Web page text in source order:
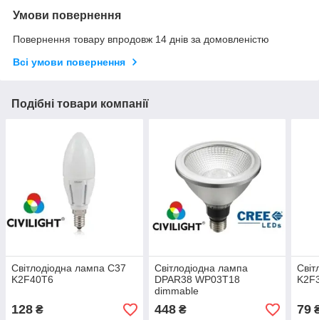
Умови повернення
Повернення товару впродовж 14 днів за домовленістю
Всі умови повернення
Подібні товари компанії
Світлодіодна лампа C37
K2F40T6
128 ₴
Світлодіодна лампа
DPAR38 WP03T18
dimmable
448₴ 79